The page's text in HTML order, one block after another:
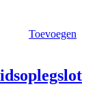
Toevoegen